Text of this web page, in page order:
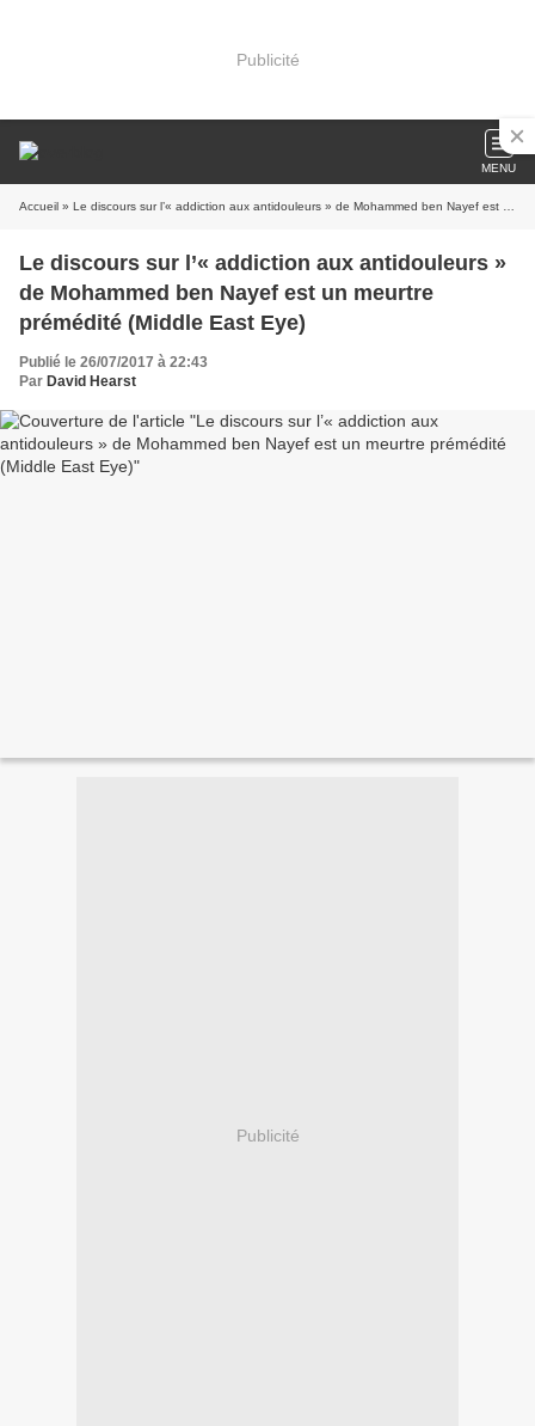
Publicité
MENU
Accueil » Le discours sur l’« addiction aux antidouleurs » de Mohammed ben Nayef est un meurtre prémédité (Middle East Eye)
Le discours sur l’« addiction aux antidouleurs »
de Mohammed ben Nayef est un meurtre
prémédité (Middle East Eye)
Publié le 26/07/2017 à 22:43
Par David Hearst
Publicité